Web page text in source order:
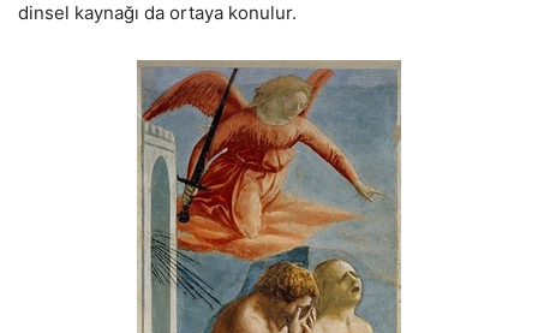
dinsel kaynağı da ortaya konulur.